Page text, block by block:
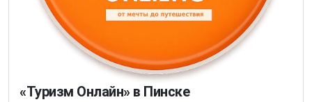
«Туризм Онлайн» в Пинске